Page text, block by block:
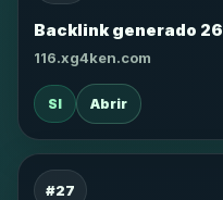
Backlink generado 26
116.xg4ken.com
SI Abrir
#27